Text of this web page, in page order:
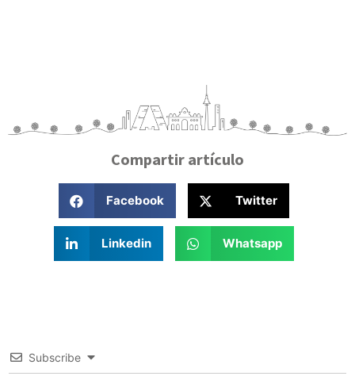
Compartir artículo
Facebook Twitter
Linkedin Whatsapp
Subscribe